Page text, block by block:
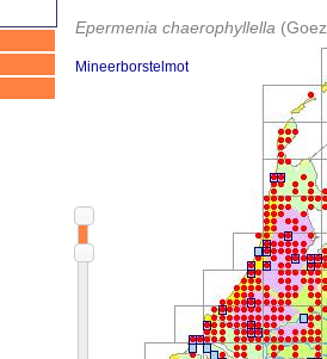
Epermenia chaerophyllella
Mineerborstelmot